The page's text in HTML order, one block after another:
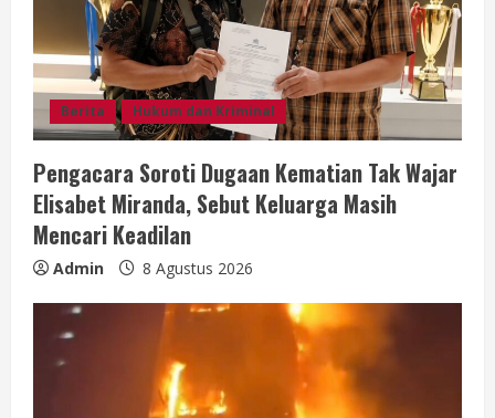
a
d
i
n
g
Berita Hukum dan Kriminal
Pengacara Soroti Dugaan Kematian Tak Wajar
Elisabet Miranda, Sebut Keluarga Masih
Mencari Keadilan
Admin 8 Agustus 2026